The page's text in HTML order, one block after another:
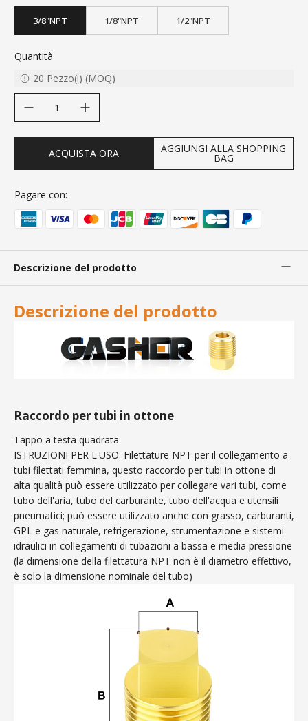
3/8"NPT 1/8"NPT 1/2"NPT
Quantità
20 Pezzo(i) (MOQ)
ACQUISTA ORA AGGIUNGI ALLA SHOPPING
BAG
Pagare con:
Descrizione del prodotto
Descrizione del prodotto
Raccordo per tubi in ottone
Tappo a testa quadrata
ISTRUZIONI PER L'USO: Filettature NPT per il collegamento a
tubi filettati femmina, questo raccordo per tubi in ottone di
alta qualità può essere utilizzato per collegare vari tubi, come
tubo dell'aria, tubo del carburante, tubo dell'acqua e utensili
pneumatici; può essere utilizzato anche con grasso, carburanti,
GPL e gas naturale, refrigerazione, strumentazione e sistemi
idraulici in collegamenti di tubazioni a bassa e media pressione
(la dimensione della filettatura NPT non è il diametro effettivo,
è solo la dimensione nominale del tubo)